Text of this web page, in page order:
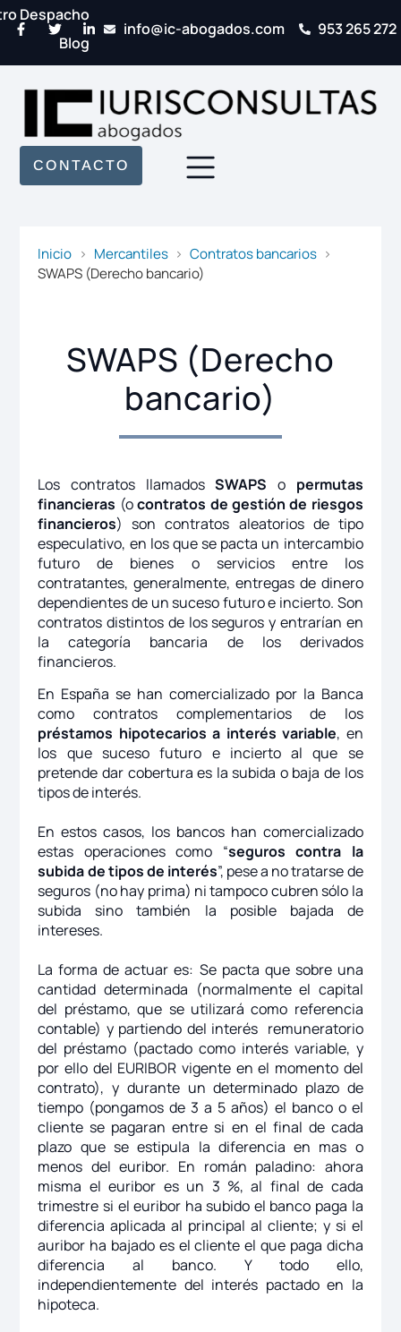
Despacho
Blog
info@ic-abogados.com 953 265 272
CONTACTO
Inicio Mercantiles
Contratos bancarios
SWAPS (Derecho bancario)
SWAPS (Derecho
bancario)
Los contratos llamadosSWAPS o permutas
financieras (ocontratos de gestión de riesgos
financieros) son contratos aleatorios de tipo
especulativo, en los que se pacta un intercambio
futuro de bienes o servicios entre los
contratantes, generalmente, entregas de dinero
dependientes de un suceso futuro e incierto. Son
contratos distintos de los seguros y entrarían en
la categoría bancaria de los derivados
financieros.
En España se han comercializado por la Banca
como contratos complementarios de los
préstamos hipotecarios a interés variable, en
los que suceso futuro e incierto al que se
pretende dar cobertura es la subida o baja de los
tipos de interés.
En estos casos, los bancos han comercializado
estas operaciones como “seguros contra la
subida de tipos de interés”, pese a no tratarse de
seguros (no hay prima) ni tampoco cubren sólo la
subida sino también la posible bajada de
intereses.
La forma de actuar es: Se pacta que sobre una
cantidad determinada (normalmente el capital
del préstamo, que se utilizará como referencia
contable) y partiendo del interés remuneratorio
del préstamo (pactado como interés variable, y
por ello del EURIBOR vigente en el momento del
contrato), y durante un determinado plazo de
tiempo (pongamos de 3 a 5 años) el banco o el
cliente se pagaran entre si en el final de cada
plazo que se estipula la diferencia en mas o
menos del euribor. En román paladino: ahora
misma el euribor es un 3 %, al final de cada
trimestre si el euribor ha subido el banco paga la
diferencia aplicada al principal al cliente; y si el
auribor ha bajado es el cliente el que paga dicha
diferencia al banco. Y todo ello,
independientemente del interés pactado en la
hipoteca.